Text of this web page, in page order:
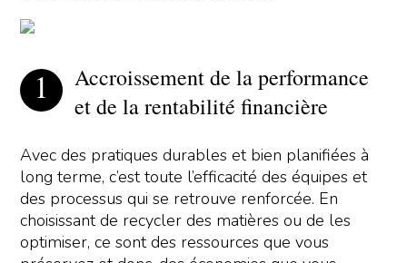
Accroissement de la performance
et de la rentabilité financière
Avec des pratiques durables et bien planifiées à
long terme, c’est toute l’efficacité des équipes et
des processus qui se retrouve renforcée. En
choisissant de recycler des matières ou de les
optimiser, ce sont des ressources que vous